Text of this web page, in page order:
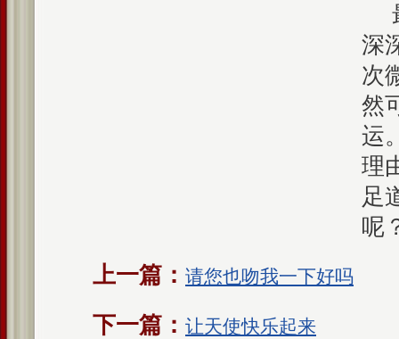
深
次
然
运
理
足
呢
上一篇： 请您也吻我一下好吗
下一篇： 让天使快乐起来